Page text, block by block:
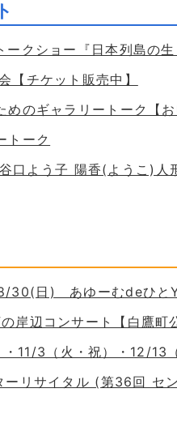
クショー『日本列島の生
チケット販売中】
のギャラリートーク【お
ーク
よう子 陽香(ようこ)人
30(日) あゆーむdeひと
岸辺コンサート【白鷹町
11/3（火・祝）・12/
リサイタル (第36回 セ